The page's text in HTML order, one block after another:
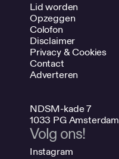
Lid worden
Opzeggen
Colofon
Disclaimer
Privacy & Cookies
Contact
Adverteren
NDSM-kade 7
1033 PG Amsterdam
Volg ons!
Instagram